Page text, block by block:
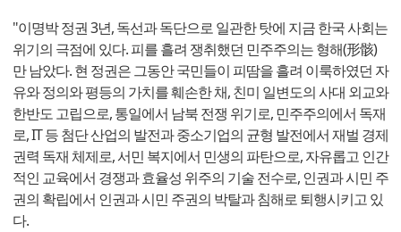
"이명박 정권 3년, 독선과 독단으로 일관한 탓에 지금 한국 사회는
위기의 극점에 있다. 피를 흘려 쟁취했던 민주주의는 형해(形骸)
만 남았다. 현 정권은 그동안 국민들이 피땀을 흘려 이룩하였던 자
유와 정의와 평등의 가치를 훼손한 채, 친미 일변도의 사대 외교와
한반도 고립으로, 통일에서 남북 전쟁 위기로, 민주주의에서 독재
로, IT 등 첨단 산업의 발전과 중소기업의 균형 발전에서 재벌 경제
권력 독재 체제로, 서민 복지에서 민생의 파탄으로, 자유롭고 인간
적인 교육에서 경쟁과 효율성 위주의 기술 전수로, 인권과 시민 주
권의 확립에서 인권과 시민 주권의 박탈과 침해로 퇴행시키고 있
다.